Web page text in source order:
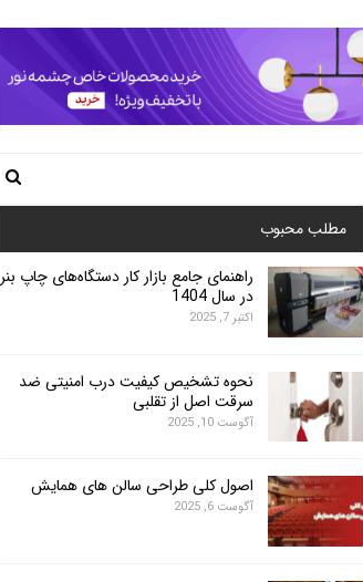
مطلب محبوب
راهنمای جامع بازار کار دستگاه‌های چاپ بنر
در سال 1404
اکتبر 7, 2025
نحوه تشخیص کیفیت درب امنیتی ضد
سرقت اصل از تقلبی
آگوست 10, 2025
اصول کلی طراحی سالن های همایش
آگوست 6, 2025